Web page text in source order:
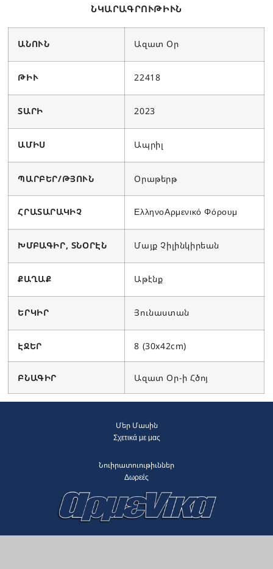
ՆԿԱՐԱԳՐՈՒԹԻՒՆ
ԱՆՈՒՆ Ազատ Օր
ԹԻՒ 22418
ՏԱՐԻ 2023
ԱՄԻՍ Ապրիլ
ՊԱՐԲԵՐ/ԹՅՈՒՆ Օրաթերթ
ՀՐԱՏԱՐԱԿԻՉ ΕλληνοΑρμενικό Φόρουμ
ԽՄԲԱԳԻՐ, ՏՆՕՐԷՆ Մայք Չիլինկիրեան
ՔԱՂԱՔ Աթէնք
ԵՐԿԻՐ Յունաստան
ԷՋԵՐ 8 (30x42cm)
ԲՆԱԳԻՐ Ազատ Օր-ի Հծոյ
Մեր Մասին
Σχετικά με μας
Նուիրատուութիւններ
Δωρεές